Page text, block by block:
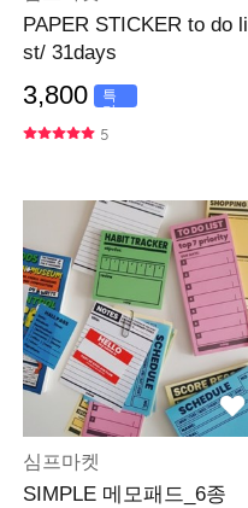
PAPER STICKER to do li
st/ 31days
3,800
특
가
5
심프마켓
SIMPLE 메모패드_6종